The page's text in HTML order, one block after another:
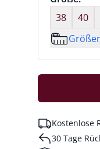
38
40
Kostenlose
30 Tage